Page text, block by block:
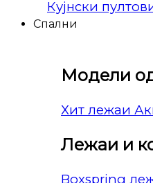
Кујнски
Спални
Модели
Хит лежаи
Лежаи и
Boxspring